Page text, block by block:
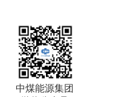
中煤能源集团